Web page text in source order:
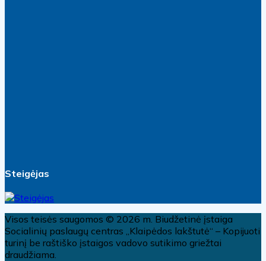
Steigėjas
Visos teisės saugomos © 2026 m. Biudžetinė įstaiga
Socialinių paslaugų centras „Klaipėdos lakštutė“ – Kopijuoti
turinį be raštiško įstaigos vadovo sutikimo griežtai
draudžiama.